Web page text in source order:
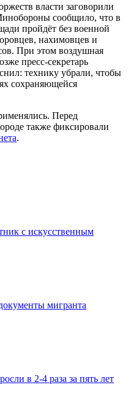
власти заговорили
сообщило, что в
пройдёт без военной
нахимовцев и
При этом воздушная
пресс-секретарь
технику убрали, чтобы
сохраняющейся
Перед
также фиксировали
.
с искусственным
мигранта
в 2-4 раза за пять лет